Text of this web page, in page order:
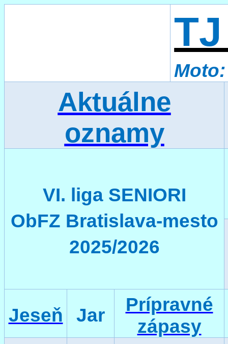
Aktuálne
oznamy
VI. liga SENIORI
ObFZ Bratislava-mesto
2025/2026
Jeseň Jar
Prípravné
zápasy